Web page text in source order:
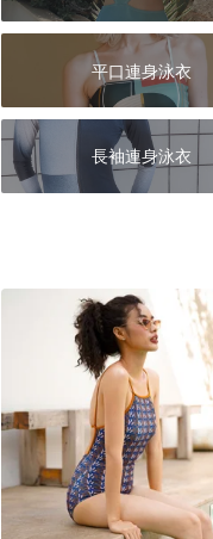
平口連身泳衣
長袖連身泳衣